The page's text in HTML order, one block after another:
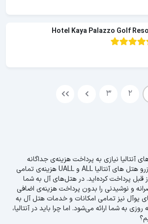
Hotel Kaya Palazzo Golf
2
3
آنتالیا نیازی به پرداخت هزینه‌ی جداگانه
نیست! در واقع شما با رزرو هتل های آنتالیا ALL و UALL هزینه‌ی تمامی
قبل پرداخت کرده‌اید. در هتل‌های آل به شما
و نوشیدنی را بدون پرداخت هزینه‌ی اضافی
یوآل نیز تمامی امکانات و خدمات هتل آل به
روزی به شما ارائه می‌شود. اما چرا باید در آنتالیا،